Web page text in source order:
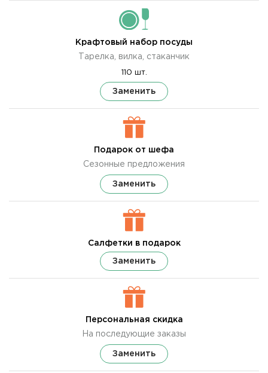
Крафтовый набор посуды
Тарелка, вилка, стаканчик
110 шт.
Заменить
Подарок от шефа
Сезонные предложения
Заменить
Салфетки в подарок
Заменить
Персональная скидка
На последующие заказы
Заменить